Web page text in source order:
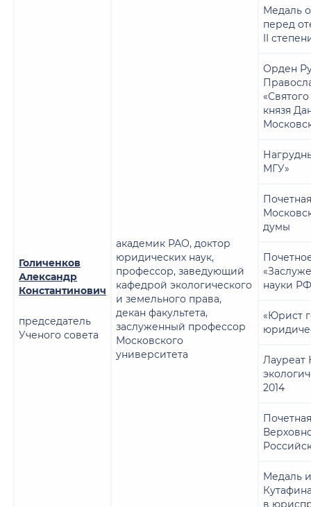
Голиченков
Александр
Константинович
председатель
Ученого совета
академик РАО, доктор
юридических наук,
профессор, заведующий
кафедрой экологического
и земельного права,
декан факультета,
заслуженный профессор
Московского
университета
Медаль
перед
II
Орден
князя
МГУ»
думы
науки
«Юрист
Лауреат
2014
Медаль
в